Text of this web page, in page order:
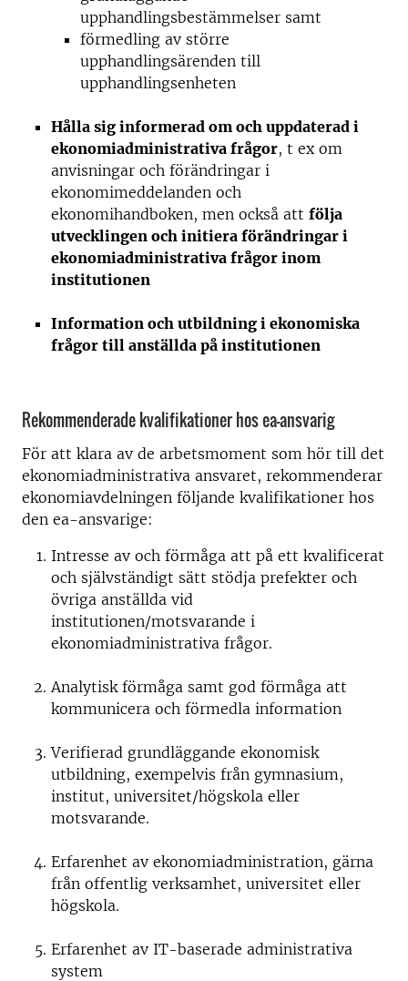
upphandlingsbestämmelser samt
förmedling av större
upphandlingsärenden till
upphandlingsenheten
Hålla sig informerad om och uppdaterad i
ekonomiadministrativa frågor, t ex om
anvisningar och förändringar i
ekonomimeddelanden och
ekonomihandboken, men också att följa
utvecklingen och initiera förändringar i
ekonomiadministrativa frågor inom
institutionen
Information och utbildning i ekonomiska
frågor till anställda på institutionen
Rekommenderade kvalifikationer hos ea-ansvarig
För att klara av de arbetsmoment som hör till det
ekonomiadministrativa ansvaret, rekommenderar
ekonomiavdelningen följande kvalifikationer hos
den ea-ansvarige:
Intresse av och förmåga att på ett kvalificerat
och självständigt sätt stödja prefekter och
övriga anställda vid
institutionen/motsvarande i
ekonomiadministrativa frågor.
Analytisk förmåga samt god förmåga att
kommunicera och förmedla information
Verifierad grundläggande ekonomisk
utbildning, exempelvis från gymnasium,
institut, universitet/högskola eller
motsvarande.
Erfarenhet av ekonomiadministration, gärna
från offentlig verksamhet, universitet eller
högskola.
Erfarenhet av IT-baserade administrativa
system